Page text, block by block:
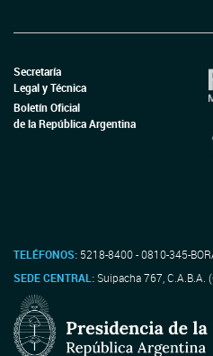
Secretaría
Legal y Técnica
Boletín Oficial
de la República Argentina
TELÉFONOS: 5218-8400 - 0810-345-
SEDE CENTRAL:Suipacha 767, C.A.B.A.